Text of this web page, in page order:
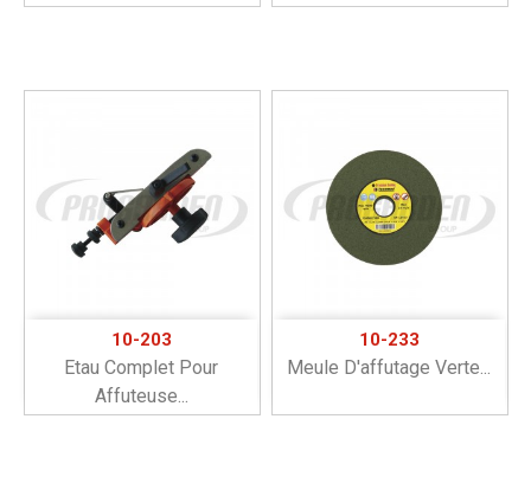
10-203
Etau Complet Pour
Affuteuse...
10-233
Meule D'affutage Verte...